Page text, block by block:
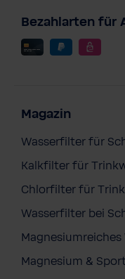
BWT
Bezahlarten für
Magazin
Wasserfilter für
Kalkfilter für
Chlorfilter für
Wasserfilter bei
Magnesiumreiches
Magnesium &